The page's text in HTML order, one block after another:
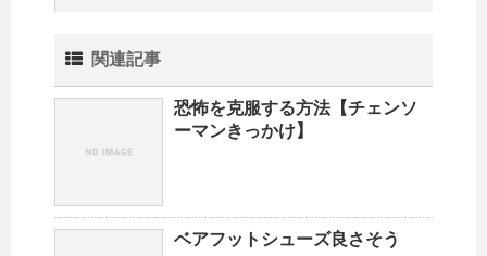
関連記事
恐怖を克服する方法【チェンソ
ーマンきっかけ】
ベアフットシューズ良さそう